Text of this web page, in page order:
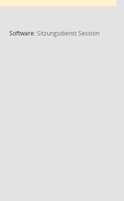
Software:SitzungsdienstSession(Wird in